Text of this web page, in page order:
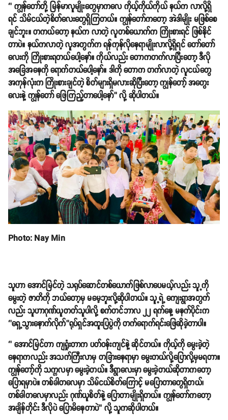
‘’ ကျွန်တော်တို့ မြန်မာလူမျိုးတွေမှာကလေ ကိုယ့်ကိုယ်ကိုယ် နယ်က လာလို့ရှိ
ရင် သိမ်ငယ်တဲ့စိတ်လေးတွေရှိကြတယ်။ ကျွန်တော်ကတော့ အဲဒါမျိုး မဖြစ်စေ
ချင်ဘူး။ တကယ်တော့ နယ်က လာတဲ့ လူတစ်ယောက်က ကြိုးစားရင် ဖြစ်နိုင်
တာပဲ။ နယ်ကလာတဲ့ လူအတွက်က ရန်ကုန်လိုနေရာမျိုးလာလို့ရှိရင် တော်တော်
လေးကို ကြိုးစားရတယ်ပေါ့နော်။ ကိုယ်လည်း တောကတက်လာပြီးတော့ ဒီလို
အခြေအနေကို ရောက်တယ်ပေါ့နော်။ ဒါကို တောက တက်လာတဲ့ လူငယ်တွေ
အကုန်လုံးက ကြိုးစားချင်တဲ့ စိတ်များရှိမလားဆိုပြီးတော့ ကျွန်တော့် အတွေး
လေးနဲ့ ကျွန်တော် ဖြေကြည့်တာပေါ့နော်’’ လို့ ဆိုပါတယ်။
Photo: Nay Min
သူဟာ အောင်မြင်တဲ့ သရုပ်ဆောင်တစ်ယောက်ဖြစ်လာပေမယ့်လည်း သူ့ကို
မွေးတဲ့ ဇာတိကို ဘယ်တော့မှ မမေ့ဘူးလို့ဆိုပါတယ်။ သူ့ရဲ့ ကျေးရွာအတွက်
လည်း သူဟာဂုဏ်ယူတတ်သူပါလို့ စက်တင်ဘာလ ၂၂ ရက်နေ့ မနက်ပိုင်းက
‘’ရှေ့သွားနောက်လိုက်’’ရုပ်ရှင်အထူးပြပွဲကို တက်ရောက်ရင်းဖြေဆိုခဲ့တာပါ။
‘’ အောင်မြင်တာ ကျရှုံးတာက ပတ်ဝန်းကျင်နဲ့ ဆိုင်တယ်။ ကိုယ့်ကို မွေးခဲ့တဲ့
နေရာကလည်း အသက်ကြီးလာမှ တခြားနေရာမှာ မွေးတယ်လို့ပြောလို့မှမရတာ။
ကျွန်တော့်ကို သက္ကလမှာ မွေးခဲ့တယ်။ ဒီရွာလေးမှာ မွေးခဲ့တယ်ဆိုတာကတော့
ပြောရမှာပဲ။ တစ်ခါတလေမှာ သိမ်ငယ်စိတ်ကြောင့် မပြောတာတွေရှိတယ်၊
တစ်ခါတလေမှာလည်း ဂုဏ်ယူစိတ်နဲ့ ပြောတာမျိုးရှိတယ်။ ကျွန်တော်ကတော့
အချိန်တိုင်း ဒီလိုပဲ ပြောမိနေတာပဲ’’ လို့ သူကဆိုပါတယ်။